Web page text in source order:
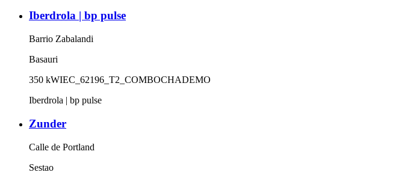
Iberdrola | bp pulse
Barrio Zabalandi
Basauri
350 kWIEC_62196_T2_COMBOCHADEMO
Iberdrola | bp pulse
Zunder
Calle de Portland
Sestao